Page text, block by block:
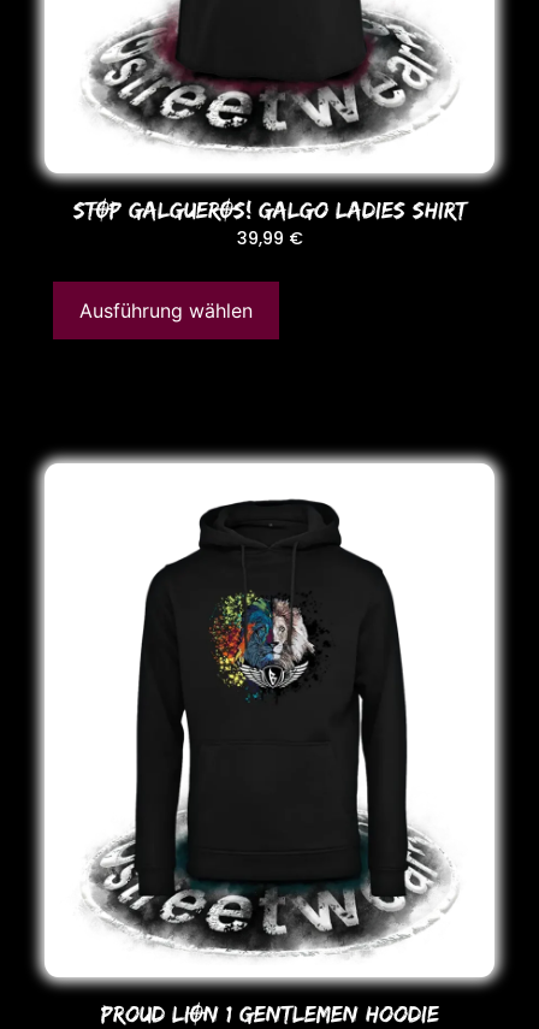
STOP GALGUEROS! Galgo LADIES SHIRT
39,99 €
Ausführung wählen
PRoUD LION 1 GENTLEMEN HooDIE